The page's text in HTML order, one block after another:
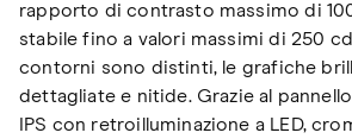
rapporto di contrasto massimo di
stabile fino a valori massimi di 250
contorni sono distinti, le grafiche
dettagliate e nitide. Grazie al
IPS con retroilluminazione a LED,